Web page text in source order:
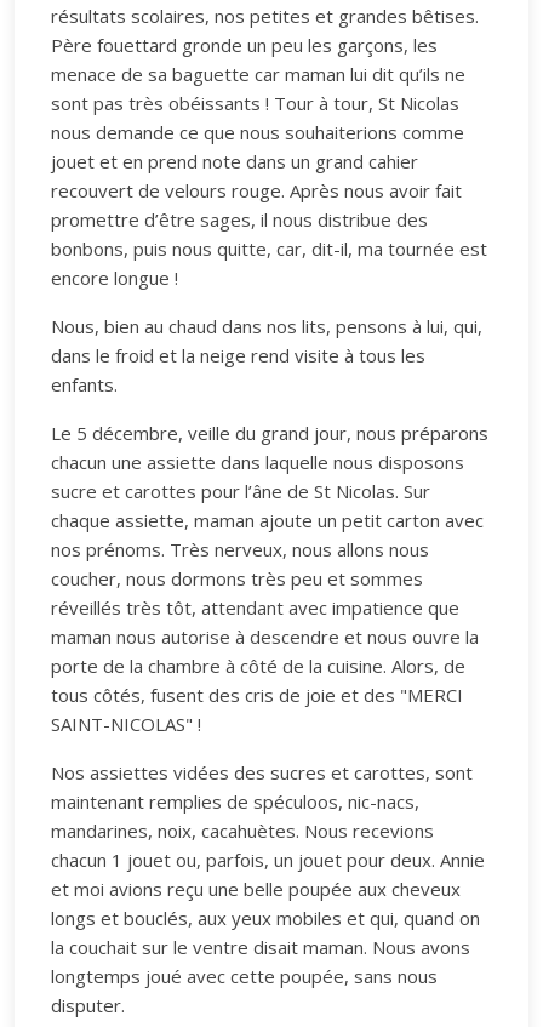
résultats scolaires, nos petites et grandes bêtises.
Père fouettard gronde un peu les garçons, les
menace de sa baguette car maman lui dit qu’ils ne
sont pas très obéissants ! Tour à tour, St Nicolas
nous demande ce que nous souhaiterions comme
jouet et en prend note dans un grand cahier
recouvert de velours rouge. Après nous avoir fait
promettre d’être sages, il nous distribue des
bonbons, puis nous quitte, car, dit-il, ma tournée est
encore longue !
Nous, bien au chaud dans nos lits, pensons à lui, qui,
dans le froid et la neige rend visite à tous les
enfants.
Le 5 décembre, veille du grand jour, nous préparons
chacun une assiette dans laquelle nous disposons
sucre et carottes pour l’âne de St Nicolas. Sur
chaque assiette, maman ajoute un petit carton avec
nos prénoms. Très nerveux, nous allons nous
coucher, nous dormons très peu et sommes
réveillés très tôt, attendant avec impatience que
maman nous autorise à descendre et nous ouvre la
porte de la chambre à côté de la cuisine. Alors, de
tous côtés, fusent des cris de joie et des "MERCI
SAINT-NICOLAS" !
Nos assiettes vidées des sucres et carottes, sont
maintenant remplies de spéculoos, nic-nacs,
mandarines, noix, cacahuètes. Nous recevions
chacun 1 jouet ou, parfois, un jouet pour deux. Annie
et moi avions reçu une belle poupée aux cheveux
longs et bouclés, aux yeux mobiles et qui, quand on
la couchait sur le ventre disait maman. Nous avons
longtemps joué avec cette poupée, sans nous
disputer.